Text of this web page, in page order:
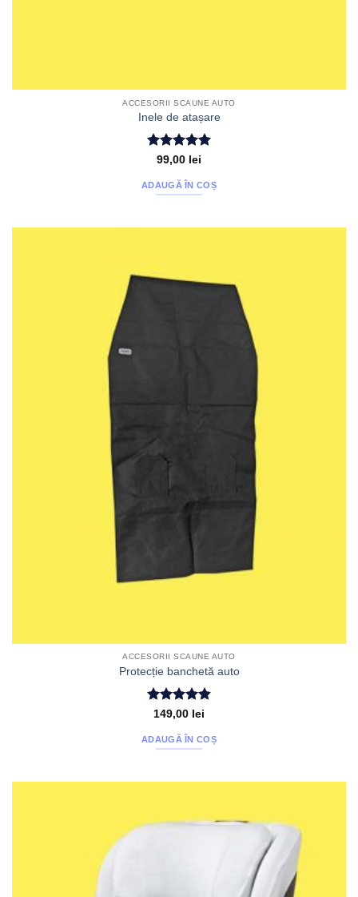
ACCESORII SCAUNE AUTO
Inele de atașare
Evaluat la
99,00 lei
ADAUGĂ ÎN COȘ
ACCESORII SCAUNE AUTO
Protecție banchetă auto
Evaluat la
149,00 lei
ADAUGĂ ÎN COȘ